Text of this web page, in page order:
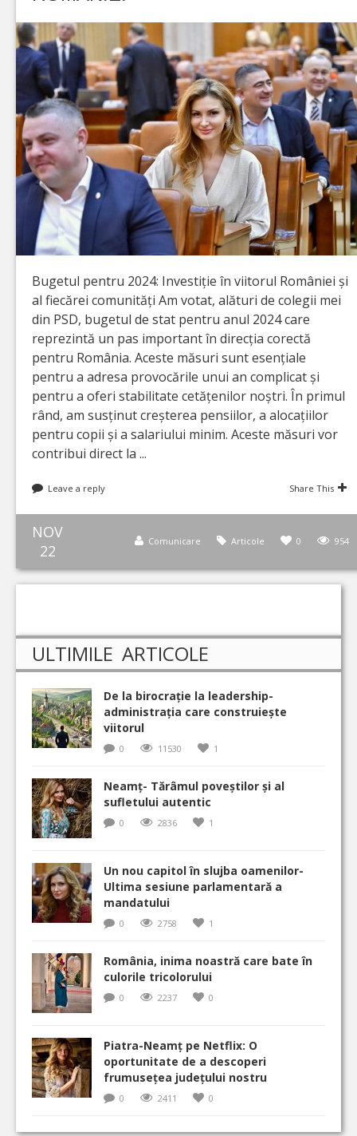
Bugetul pentru 2024: Investiție în viitorul României și
al fiecărei comunități Am votat, alături de colegii mei
din PSD, bugetul de stat pentru anul 2024 care
reprezintă un pas important în direcția corectă
pentru România. Aceste măsuri sunt esențiale
pentru a adresa provocările unui an complicat și
pentru a oferi stabilitate cetățenilor noștri. În primul
rând, am susținut creșterea pensiilor, a alocațiilor
pentru copii și a salariului minim. Aceste măsuri vor
contribui direct la ...
Leave a reply Share This
NOV
22
954
0
Articole
Comunicare
ULTIMILE ARTICOLE
De la birocrație la leadership-
administrația care construiește
viitorul
0 11530 1
Neamț- Tărâmul poveștilor și al
sufletului autentic
0 2836 1
Un nou capitol în slujba oamenilor-
Ultima sesiune parlamentară a
mandatului
0 2758 1
România, inima noastră care bate în
culorile tricolorului
0 2237 0
Piatra-Neamț pe Netflix: O
oportunitate de a descoperi
frumusețea județului nostru
0 2411 0